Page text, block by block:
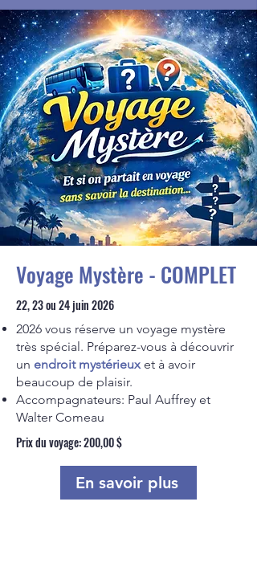
Voyage Mystère - COMPLET
22, 23 ou 24 juin 2026
2026 vous réserve un voyage mystère
très spécial. Préparez-vous à découvrir
un endroit mystérieuxet à avoir
beaucoup de plaisir.
Accompagnateurs: Paul Auffrey et
Walter Comeau​
Prix du voyage: 200,00 $
En savoir plus